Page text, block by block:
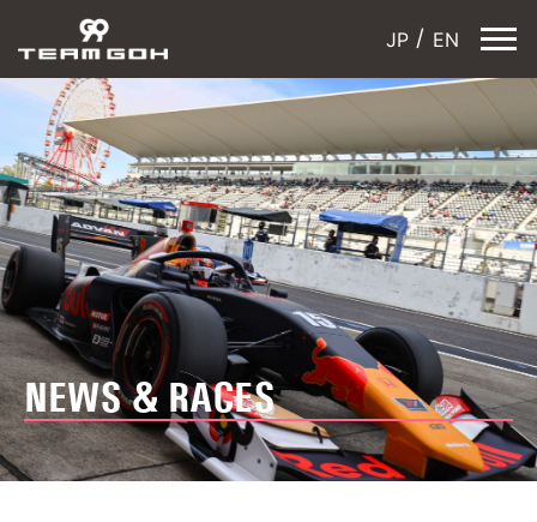
EN
JP
NEWS & RACES